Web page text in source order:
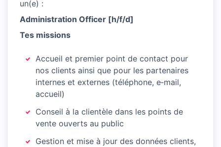
un(e) :
Administration Officer [h/f/d]
Tes missions
Accueil et premier point de contact pour
nos clients ainsi que pour les partenaires
internes et externes (téléphone, e‑mail,
accueil)
Conseil à la clientèle dans les points de
vente ouverts au public
Gestion et mise à jour des données clients,